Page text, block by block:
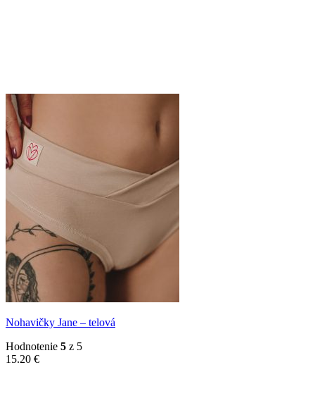
Nohavičky Jane – telová
Hodnotenie 5 z 5
15.20 €